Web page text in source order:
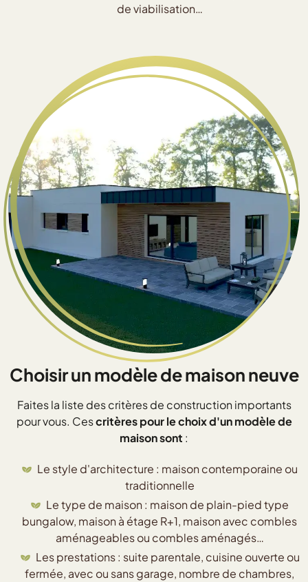
de viabilisation…
Choisir un modèle de maison neuve
Faites la liste des critères de construction importants
pour vous. Cescritères pour le choix d'un modèle de
maison sont :
Le style d'architecture : maison contemporaine ou
traditionnelle
Le type de maison : maison de plain-pied type
bungalow, maison à étage R+1, maison avec combles
aménageables ou combles aménagés…
Les prestations : suite parentale, cuisine ouverte ou
fermée, avec ou sans garage, nombre de chambres,